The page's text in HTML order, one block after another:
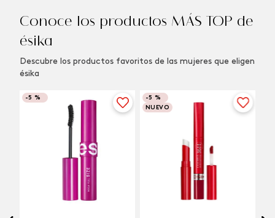
Conoce los productos MÁS TOP de
ésika
Descubre los productos favoritos de las mujeres que eligen
ésika
-5 % -5 %
NUEVO